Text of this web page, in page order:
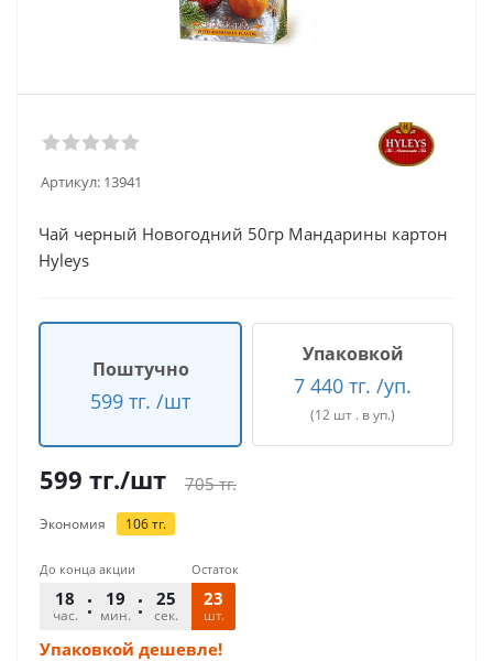
Артикул: 13941
Чай черный Новогодний 50гр Мандарины картон
Hyleys
Поштучно
599 тг. /шт
Упаковкой
7 440 тг. /уп.
(12 шт . в уп.)
599 тг./шт 705тг.
Экономия 106тг.
До конца акции
18
час.
19
мин.
25
сек.
Остаток
23
шт.
Упаковкой дешевле!